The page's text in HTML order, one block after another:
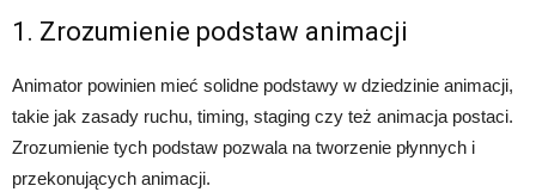
1. Zrozumienie podstaw animacji
Animator powinien mieć solidne podstawy w dziedzinie animacji,
takie jak zasady ruchu, timing, staging czy też animacja postaci.
Zrozumienie tych podstaw pozwala na tworzenie płynnych i
przekonujących animacji.